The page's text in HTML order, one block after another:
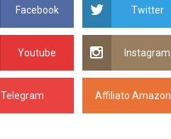
Facebook Twitter
Youtube Instagram
Telegram Affiliato Amazon